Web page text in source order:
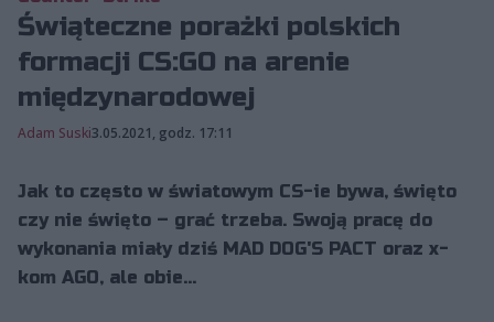
Świąteczne porażki polskich
formacji CS:GO na arenie
międzynarodowej
Adam Suski3.05.2021, godz. 17:11
Jak to często w światowym CS-ie bywa, święto
czy nie święto – grać trzeba. Swoją pracę do
wykonania miały dziś MAD DOG'S PACT oraz x-
kom AGO, ale obie...